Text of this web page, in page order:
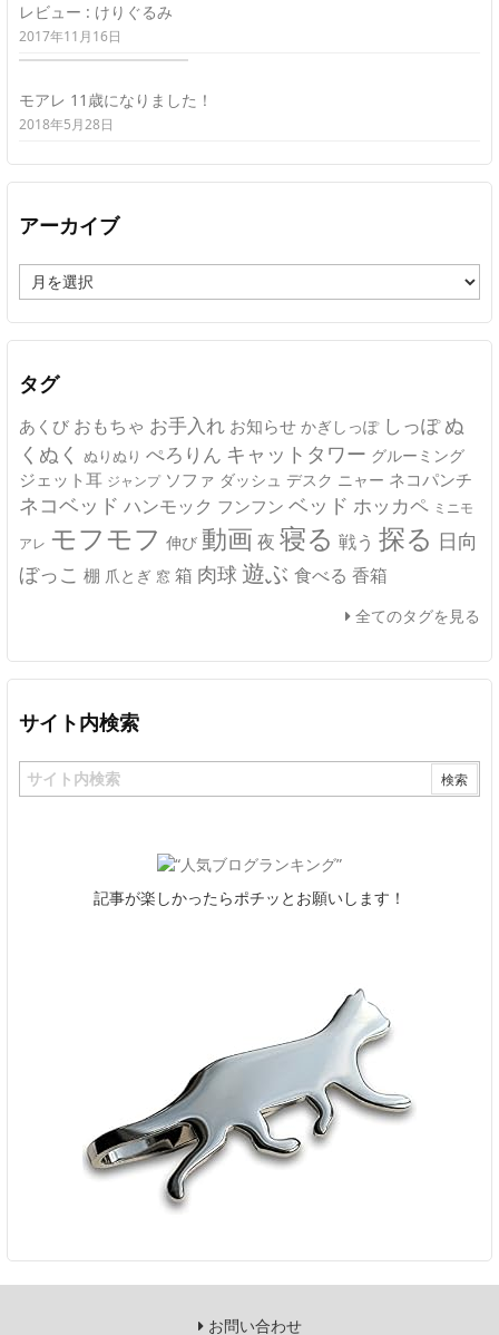
レビュー : けりぐるみ
2017年11月16日
モアレ 11歳になりました！
2018年5月28日
アーカイブ
ー
カ
イ
タグ
あくび おもちゃ お手入れ お知らせ かぎしっぽ しっぽ ぬ
くぬく ぬりぬり ぺろりん キャットタワー グルーミング
ジェット耳 ジャンプ ソファ ダッシュ デスク ニャー ネコパンチ
ネコベッド ハンモック フンフン ベッド ホッカペ ミニモ
アレ モフモフ 伸び 動画 夜 寝る 戦う 探る 日向
ぼっこ 棚 爪とぎ 窓 箱 肉球 遊ぶ 食べる 香箱
全てのタグを見る
サイト内検索
記事が楽しかったらポチッとお願いします！
お問い合わせ